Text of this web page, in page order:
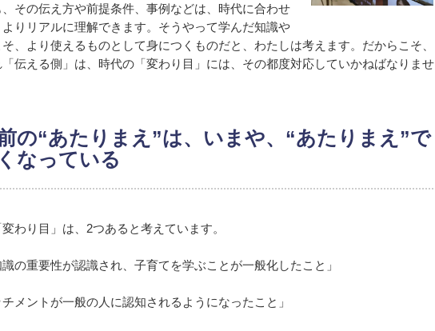
その伝え方や前提条件、事例などは、時代に合わせ
りリアルに理解できます。そうやって学んだ知識や
そ、より使えるものとして身につくものだと、わたしは考えます。だからこそ、
「伝える側」は、時代の「変わり目」には、その都度対応していかねばなりませ
の“あたりまえ”は、いまや、“あたりまえ”で
なっている
わり目」は、2つあると考えています。
識の重要性が認識され、子育てを学ぶことが一般化したこと」
チメントが一般の人に認知されるようになったこと」